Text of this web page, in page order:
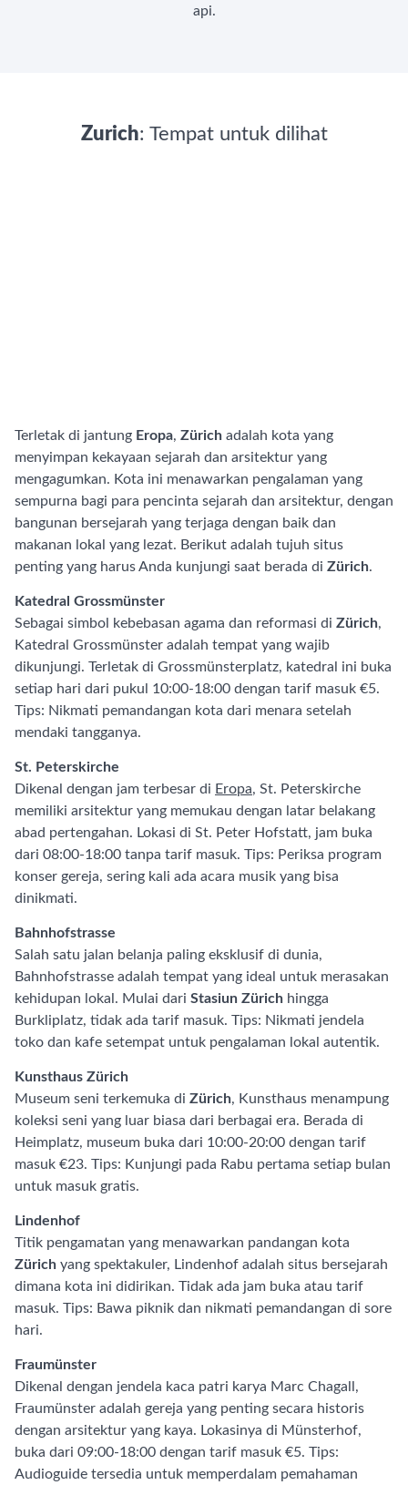
api.
Zurich: Tempat untuk dilihat
Terletak di jantung Eropa, Zürich adalah kota yang
menyimpan kekayaan sejarah dan arsitektur yang
mengagumkan. Kota ini menawarkan pengalaman yang
sempurna bagi para pencinta sejarah dan arsitektur, dengan
bangunan bersejarah yang terjaga dengan baik dan
makanan lokal yang lezat. Berikut adalah tujuh situs
penting yang harus Anda kunjungi saat berada di Zürich.
Katedral Grossmünster
Sebagai simbol kebebasan agama dan reformasi di Zürich,
Katedral Grossmünster adalah tempat yang wajib
dikunjungi. Terletak di Grossmünsterplatz, katedral ini buka
setiap hari dari pukul 10:00-18:00 dengan tarif masuk €5.
Tips: Nikmati pemandangan kota dari menara setelah
mendaki tangganya.
St. Peterskirche
Dikenal dengan jam terbesar di Eropa, St. Peterskirche
memiliki arsitektur yang memukau dengan latar belakang
abad pertengahan. Lokasi di St. Peter Hofstatt, jam buka
dari 08:00-18:00 tanpa tarif masuk. Tips: Periksa program
konser gereja, sering kali ada acara musik yang bisa
dinikmati.
Bahnhofstrasse
Salah satu jalan belanja paling eksklusif di dunia,
Bahnhofstrasse adalah tempat yang ideal untuk merasakan
kehidupan lokal. Mulai dari Stasiun Zürich hingga
Burkliplatz, tidak ada tarif masuk. Tips: Nikmati jendela
toko dan kafe setempat untuk pengalaman lokal autentik.
Kunsthaus Zürich
Museum seni terkemuka di Zürich, Kunsthaus menampung
koleksi seni yang luar biasa dari berbagai era. Berada di
Heimplatz, museum buka dari 10:00-20:00 dengan tarif
masuk €23. Tips: Kunjungi pada Rabu pertama setiap bulan
untuk masuk gratis.
Lindenhof
Titik pengamatan yang menawarkan pandangan kota
Zürich yang spektakuler, Lindenhof adalah situs bersejarah
dimana kota ini didirikan. Tidak ada jam buka atau tarif
masuk. Tips: Bawa piknik dan nikmati pemandangan di sore
hari.
Fraumünster
Dikenal dengan jendela kaca patri karya Marc Chagall,
Fraumünster adalah gereja yang penting secara historis
dengan arsitektur yang kaya. Lokasinya di Münsterhof,
buka dari 09:00-18:00 dengan tarif masuk €5. Tips:
Audioguide tersedia untuk memperdalam pemahaman